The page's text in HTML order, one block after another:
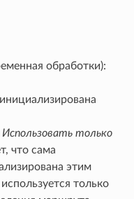
обработки):
Использовать только
что сама
этим
только